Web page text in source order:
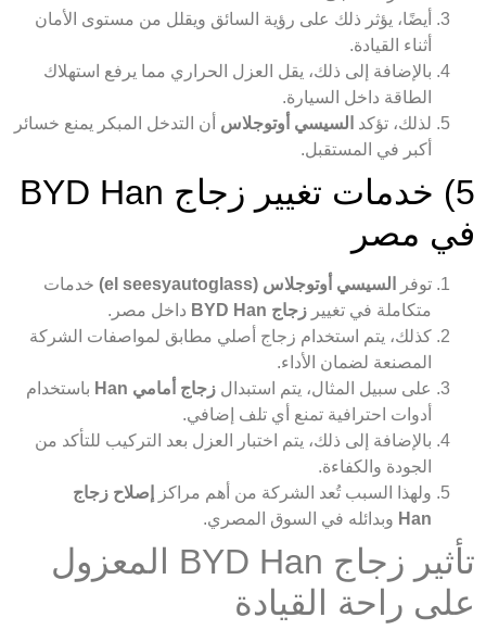
أيضًا، يؤثر ذلك على رؤية السائق ويقلل من مستوى الأمان
أثناء القيادة.
بالإضافة إلى ذلك، يقل العزل الحراري مما يرفع استهلاك
الطاقة داخل السيارة.
لذلك، تؤكد السيسي أوتوجلاس أن التدخل المبكر يمنع خسائر
أكبر في المستقبل.
5) خدمات تغيير زجاج BYD Han
في مصر
توفر السيسي أوتوجلاس (el seesyautoglass)
خدمات
متكاملة في تغيير زجاج BYD Han
داخل مصر.
كذلك، يتم استخدام زجاج أصلي مطابق لمواصفات الشركة
المصنعة لضمان الأداء.
على سبيل المثال، يتم استبدال زجاج أمامي Han
باستخدام
أدوات احترافية تمنع أي تلف إضافي.
بالإضافة إلى ذلك، يتم اختبار العزل بعد التركيب للتأكد من
الجودة والكفاءة.
ولهذا السبب تُعد الشركة من أهم مراكز
إصلاح زجاج
Han وبدائله في السوق المصري.
تأثير زجاج BYD Han المعزول
على راحة القيادة